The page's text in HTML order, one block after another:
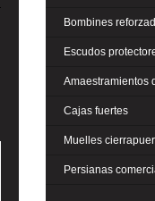
Bombines
Escudos
Amaestramientos
Cajas fuertes
Muelles
Persianas